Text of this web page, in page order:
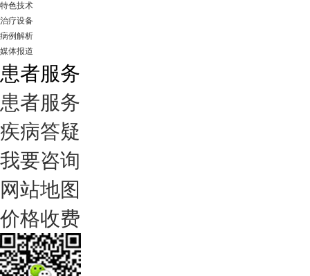
特色技术
治疗设备
病例解析
媒体报道
患者服务
患者服务
疾病答疑
我要咨询
网站地图
价格收费